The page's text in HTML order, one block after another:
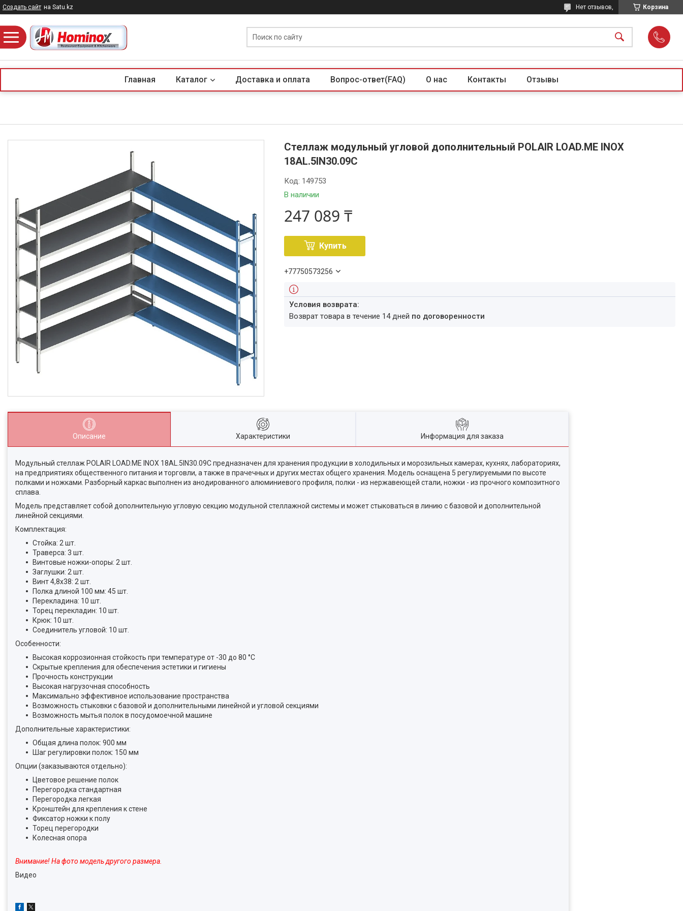
Создать сайт на Satu.kz Корзина
Нет отзывов,
Главная Каталог Доставка и оплата Вопрос-ответ(FAQ) О нас Контакты Отзывы
Стеллаж модульный угловой дополнительный POLAIR LOAD.ME INOX
18AL.5IN30.09C
В наличии
Код: 149753
247 089 ₸
Купить
+77750573256
возврат товара в течение 14 дней по договоренности
Описание Характеристики Информация для заказа
Модульный стеллаж POLAIR LOAD.ME INOX 18AL.5IN30.09C предназначен для хранения продукции в холодильных и морозильных камерах, кухнях, лабораториях,
на предприятиях общественного питания и торговли, а также в прачечных и других местах общего хранения. Модель оснащена 5 регулируемыми по высоте
полками и ножками. Разборный каркас выполнен из анодированного алюминиевого профиля, полки - из нержавеющей стали, ножки - из прочного композитного
сплава.
Модель представляет собой дополнительную угловую секцию модульной стеллажной системы и может стыковаться в линию с базовой и дополнительной
линейной секциями.
Комплектация:
Стойка: 2 шт.
Траверса: 3 шт.
Винтовые ножки-опоры: 2 шт.
Заглушки: 2 шт.
Винт 4,8x38: 2 шт.
Полка длиной 100 мм: 45 шт.
Перекладина: 10 шт.
Торец перекладин: 10 шт.
Крюк: 10 шт.
Соединитель угловой: 10 шт.
Особенности:
Высокая коррозионная стойкость при температуре от -30 до 80 °С
Скрытые крепления для обеспечения эстетики и гигиены
Прочность конструкции
Высокая нагрузочная способность
Максимально эффективное использование пространства
Возможность стыковки с базовой и дополнительными линейной и угловой секциями
Возможность мытья полок в посудомоечной машине
Дополнительные характеристики:
Общая длина полок: 900 мм
Шаг регулировки полок: 150 мм
Опции (заказываются отдельно):
Цветовое решение полок
Перегородка стандартная
Перегородка легкая
Кронштейн для крепления к стене
Фиксатор ножки к полу
Торец перегородки
Колесная опора
Внимание! На фото модель другого размера.
Видео